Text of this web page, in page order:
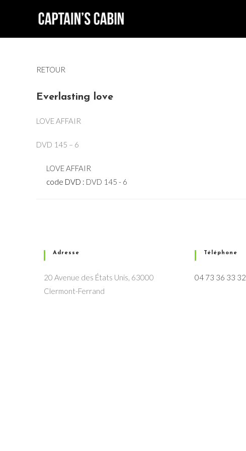
RETOUR
Everlasting love
LOVE AFFAIR
DVD 145 – 6
LOVE AFFAIR
code DVD : DVD 145 - 6
Adresse
20 Avenue des États Unis, 63000
Clermont-Ferrand
Téléphone
04 73 36 33 32